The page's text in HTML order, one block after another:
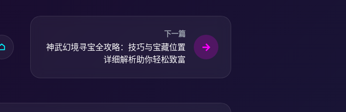
下一篇
神武幻境寻宝全攻略：技巧与宝藏位置
详细解析助你轻松致富